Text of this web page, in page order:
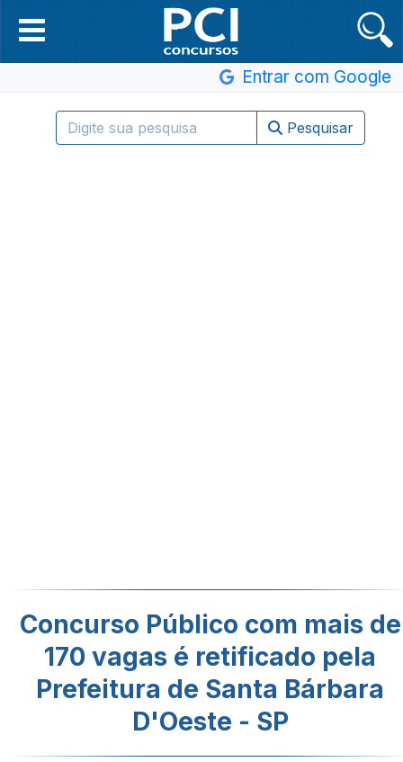
Entrar com Google
Pesquisar
Concurso Público com mais de
170 vagas é retificado pela
Prefeitura de Santa Bárbara
D'Oeste - SP